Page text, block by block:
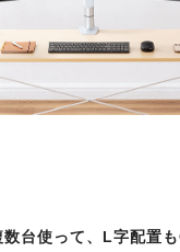
数台使って、L字配置